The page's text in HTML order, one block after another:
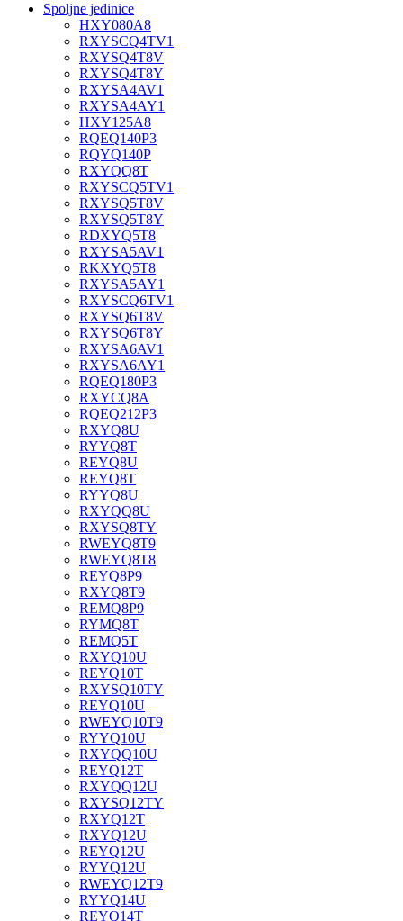
Spoljne jedinice
HXY080A8
RXYSCQ4TV1
RXYSQ4T8V
RXYSQ4T8Y
RXYSA4AV1
RXYSA4AY1
HXY125A8
RQEQ140P3
RQYQ140P
RXYQQ8T
RXYSCQ5TV1
RXYSQ5T8V
RXYSQ5T8Y
RDXYQ5T8
RXYSA5AV1
RKXYQ5T8
RXYSA5AY1
RXYSCQ6TV1
RXYSQ6T8V
RXYSQ6T8Y
RXYSA6AV1
RXYSA6AY1
RQEQ180P3
RXYCQ8A
RQEQ212P3
RXYQ8U
RYYQ8T
REYQ8U
REYQ8T
RYYQ8U
RXYQQ8U
RXYSQ8TY
RWEYQ8T9
RWEYQ8T8
REYQ8P9
RXYQ8T9
REMQ8P9
RYMQ8T
REMQ5T
RXYQ10U
REYQ10T
RXYSQ10TY
REYQ10U
RWEYQ10T9
RYYQ10U
RXYQQ10U
REYQ12T
RXYQQ12U
RXYSQ12TY
RXYQ12T
RXYQ12U
REYQ12U
RYYQ12U
RWEYQ12T9
RYYQ14U
REYQ14T